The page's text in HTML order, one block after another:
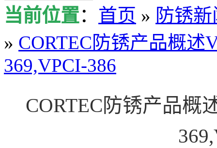
当前位置： 首页 » 防锈
» CORTEC防锈产品概述
369,VPCI-386
CORTEC防锈产品概